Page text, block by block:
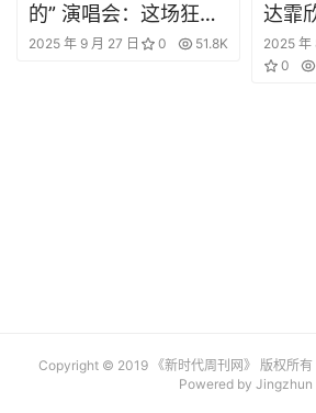
的” 演唱会：这场狂
欢，从始至终都为你
2025 年 9 月 27 日 0 51.8K
达霏
新篇
2025 年
0
Copyright © 2019 《新时代周刊网》 版权所有
Powered by Jingzhun